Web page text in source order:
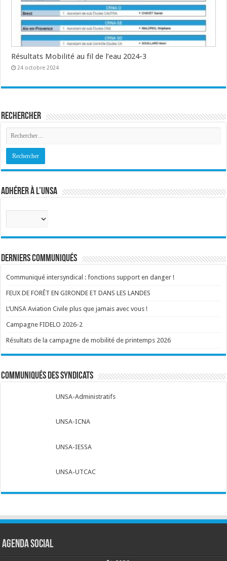
Résultats Mobilité au fil de l’eau 2024-3
24 octobre 2024
Rechercher
Adhérer à l’UNSA
Sélectionnez
corps
:
Derniers communiqués
Communiqué intersyndical : fonctions support en danger !
FEUX DE FORÊT EN GIRONDE ET DANS LES LANDES
L’UNSA Aviation Civile plus que jamais avec vous !
Campagne FIDELO 2026-2
Résultats de la campagne de mobilité de printemps 2026
Communiqués des syndicats
UNSA-Administratifs
UNSA-ICNA
UNSA-IESSA
UNSA-UTCAC
Agenda social